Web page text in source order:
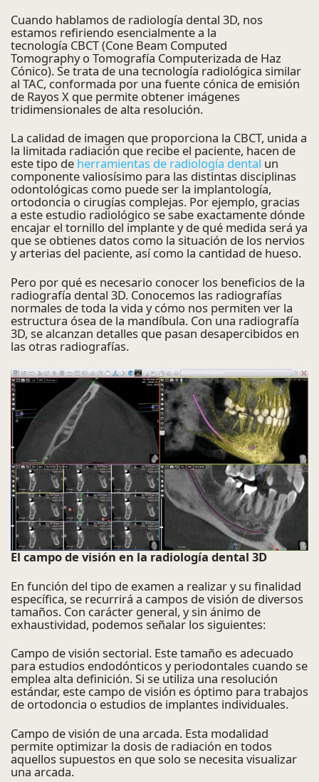
Cuando hablamos de radiología dental 3D, nos
estamos refiriendo esencialmente a la
tecnología CBCT (Cone Beam Computed
Tomography o Tomografía Computerizada de Haz
Cónico). Se trata de una tecnología radiológica similar
al TAC, conformada por una fuente cónica de emisión
de Rayos X que permite obtener imágenes
tridimensionales de alta resolución.
La calidad de imagen que proporciona la CBCT, unida a
la limitada radiación que recibe el paciente, hacen de
este tipo de herramientas de radiología dental un
componente valiosísimo para las distintas disciplinas
odontológicas como puede ser la implantología,
ortodoncia o cirugías complejas. Por ejemplo, gracias
a este estudio radiológico se sabe exactamente dónde
encajar el tornillo del implante y de qué medida será ya
que se obtienes datos como la situación de los nervios
y arterias del paciente, así como la cantidad de hueso.
Pero por qué es necesario conocer los beneficios de la
radiografía dental 3D. Conocemos las radiografías
normales de toda la vida y cómo nos permiten ver la
estructura ósea de la mandíbula. Con una radiografía
3D, se alcanzan detalles que pasan desapercibidos en
las otras radiografías.
El campo de visión en la radiología dental 3D
En función del tipo de examen a realizar y su finalidad
específica, se recurrirá a campos de visión de diversos
tamaños. Con carácter general, y sin ánimo de
exhaustividad, podemos señalar los siguientes:
Campo de visión sectorial. Este tamaño es adecuado
para estudios endodónticos y periodontales cuando se
emplea alta definición. Si se utiliza una resolución
estándar, este campo de visión es óptimo para trabajos
de ortodoncia o estudios de implantes individuales.
Campo de visión de una arcada. Esta modalidad
permite optimizar la dosis de radiación en todos
aquellos supuestos en que solo se necesita visualizar
una arcada.